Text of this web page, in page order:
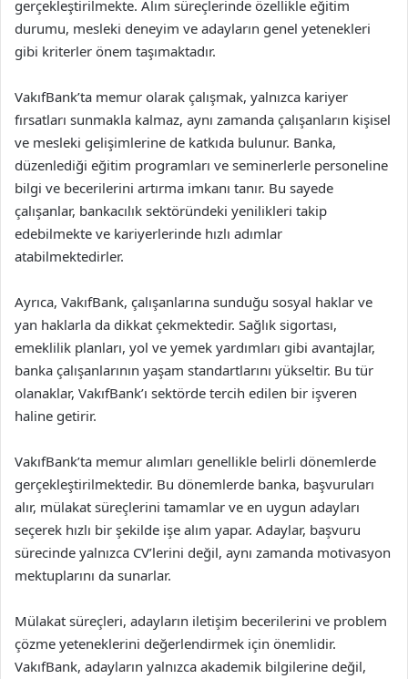
gerçekleştirilmekte. Alım süreçlerinde özellikle eğitim
durumu, mesleki deneyim ve adayların genel yetenekleri
gibi kriterler önem taşımaktadır.
VakıfBank’ta memur olarak çalışmak, yalnızca kariyer
fırsatları sunmakla kalmaz, aynı zamanda çalışanların kişisel
ve mesleki gelişimlerine de katkıda bulunur. Banka,
düzenlediği eğitim programları ve seminerlerle personeline
bilgi ve becerilerini artırma imkanı tanır. Bu sayede
çalışanlar, bankacılık sektöründeki yenilikleri takip
edebilmekte ve kariyerlerinde hızlı adımlar
atabilmektedirler.
Ayrıca, VakıfBank, çalışanlarına sunduğu sosyal haklar ve
yan haklarla da dikkat çekmektedir. Sağlık sigortası,
emeklilik planları, yol ve yemek yardımları gibi avantajlar,
banka çalışanlarının yaşam standartlarını yükseltir. Bu tür
olanaklar, VakıfBank’ı sektörde tercih edilen bir işveren
haline getirir.
VakıfBank’ta memur alımları genellikle belirli dönemlerde
gerçekleştirilmektedir. Bu dönemlerde banka, başvuruları
alır, mülakat süreçlerini tamamlar ve en uygun adayları
seçerek hızlı bir şekilde işe alım yapar. Adaylar, başvuru
sürecinde yalnızca CV’lerini değil, aynı zamanda motivasyon
mektuplarını da sunarlar.
Mülakat süreçleri, adayların iletişim becerilerini ve problem
çözme yeteneklerini değerlendirmek için önemlidir.
VakıfBank, adayların yalnızca akademik bilgilerine değil,